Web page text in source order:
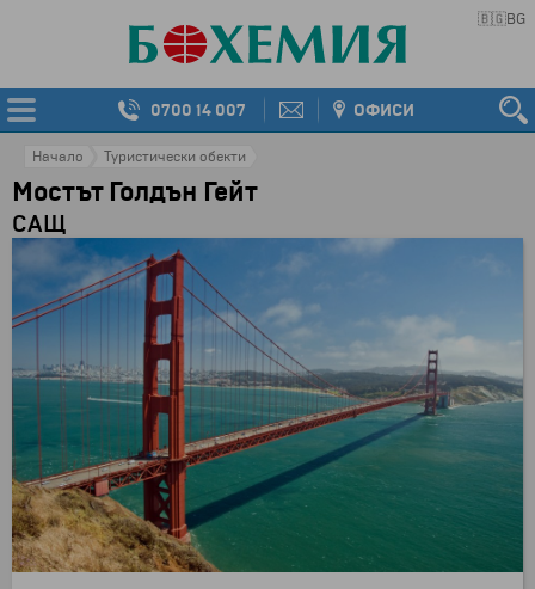
🇧🇬BG
0700 14 007 ОФИСИ
Начало Туристически обекти
Мостът Голдън Гейт
САЩ